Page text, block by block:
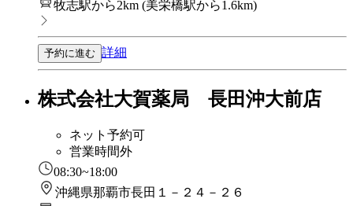
牧志駅から2km (美栄橋駅から1.6km)
予約に進む 詳細
株式会社大賀薬局 長田沖大前店
ネット予約可
営業時間外
08:30~18:00
沖縄県那覇市長田１－２４－２６